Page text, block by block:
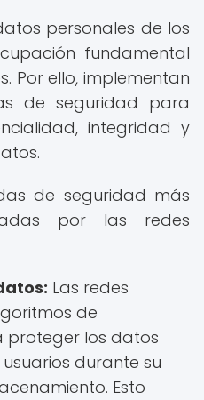
personales de los
fundamental
Por ello, implementan
de seguridad para
integridad y
de seguridad más
por las redes
Las redes
de
proteger los datos
durante su
Esto